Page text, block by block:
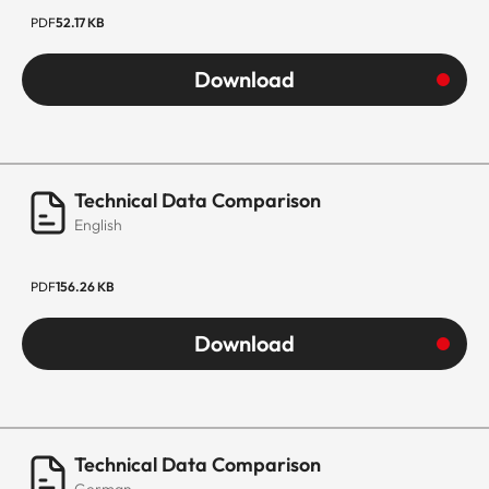
PDF52.17 KB
Download
Technical Data Comparison
English
PDF156.26 KB
Download
Technical Data Comparison